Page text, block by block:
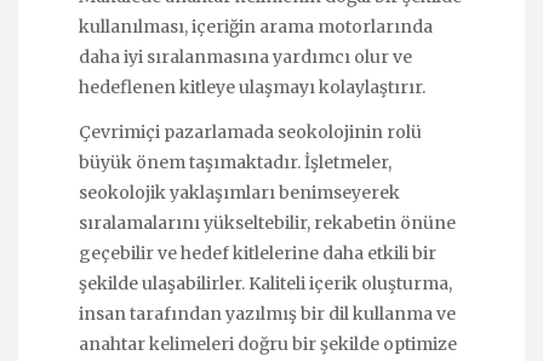
kullanılması, içeriğin arama motorlarında
daha iyi sıralanmasına yardımcı olur ve
hedeflenen kitleye ulaşmayı kolaylaştırır.
Çevrimiçi pazarlamada seokolojinin rolü
büyük önem taşımaktadır. İşletmeler,
seokolojik yaklaşımları benimseyerek
sıralamalarını yükseltebilir, rekabetin önüne
geçebilir ve hedef kitlelerine daha etkili bir
şekilde ulaşabilirler. Kaliteli içerik oluşturma,
insan tarafından yazılmış bir dil kullanma ve
anahtar kelimeleri doğru bir şekilde optimize